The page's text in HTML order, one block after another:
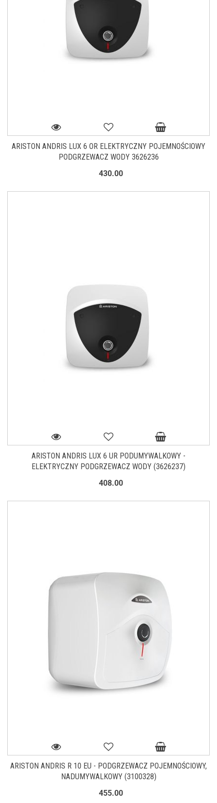
ARISTON ANDRIS LUX 6 OR ELEKTRYCZNY POJEMNOŚCIOWY
PODGRZEWACZ WODY 3626236
430.00
ARISTON ANDRIS LUX 6 UR PODUMYWALKOWY -
ELEKTRYCZNY PODGRZEWACZ WODY (3626237)
408.00
ARISTON ANDRIS R 10 EU - PODGRZEWACZ POJEMNOŚCIOWY,
NADUMYWALKOWY (3100328)
455.00